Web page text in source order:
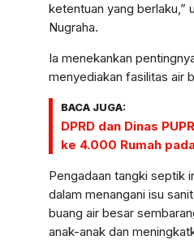
ketentuan yang berlaku,”
Nugraha.
Ia menekankan
menyediakan fasilitas air
BACA JUGA:
DPRD dan Dinas
ke 4.000 Rumah
Pengadaan tangki septik
dalam menangani isu
buang air besar
anak-anak dan